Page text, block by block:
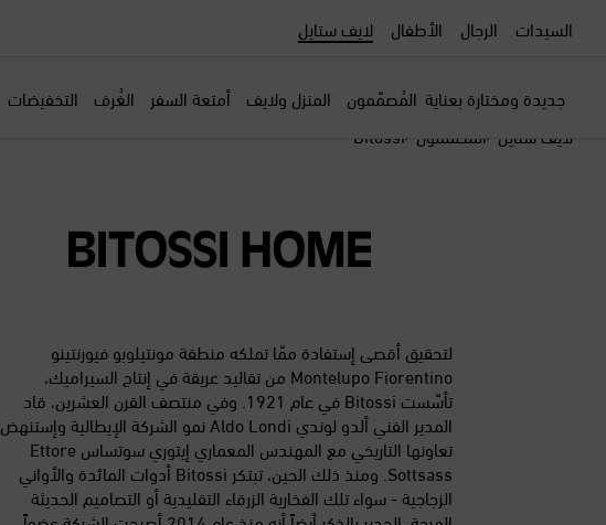
السيدات الرجال الأطفال لايف ستايل
جديدة ومختارة بعناية المُصمّمون المنزل ولايف أمتعة السفر الغُرف التخفيضات
لايف ستايل المصممون Bitossi
لتحقيق أقصى إستفادة ممّا تملكه منطقة مونتيلوبو فيورنتينو
Montelupo Fiorentino من تقاليد عريقة في إنتاج السيراميك،
تأسّست Bitossi في عام 1921. وفي منتصف القرن العشرين، قاد
المدير الفني ألدو لوندي Aldo Londi نمو الشركة الإيطالية وإستنهض
تعاونها التاريخي مع المهندس المعماري إيتوري سوتساس Ettore
Sottsass. ومنذ ذلك الحين، تبتكر Bitossi أدوات المائدة والأواني
الزجاجية - سواء تلك الفخارية الزرقاء التقليدية أو التصاميم الحديثة